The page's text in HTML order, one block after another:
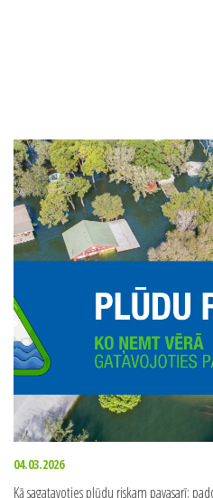
29.06.2026
Aktuālie kursi un semināri profesionālās